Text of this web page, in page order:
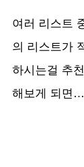
여러 리스트
의 리스트가
하시는걸 추
해보게 되면…